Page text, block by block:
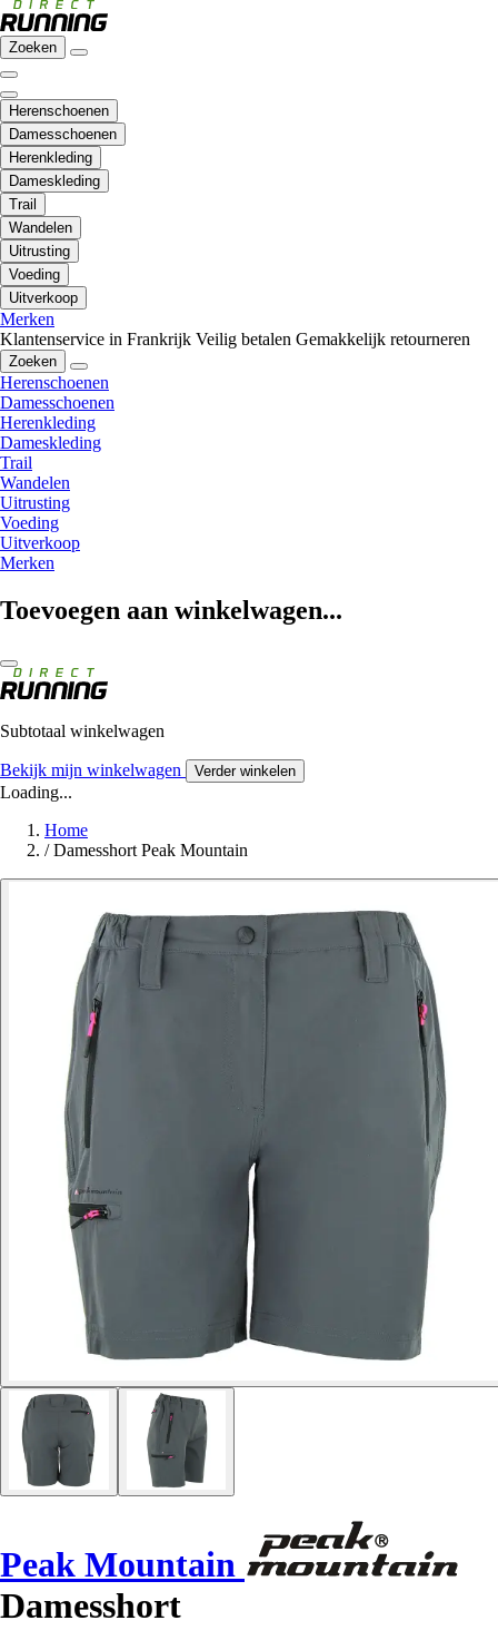
Zoeken
Herenschoenen
Damesschoenen
Herenkleding
Dameskleding
Trail
Wandelen
Uitrusting
Voeding
Uitverkoop
Merken
Klantenservice in Frankrijk Veilig betalen Gemakkelijk retourneren
Zoeken
Herenschoenen
Damesschoenen
Herenkleding
Dameskleding
Trail
Wandelen
Uitrusting
Voeding
Uitverkoop
Merken
Toevoegen aan winkelwagen...
Subtotaal winkelwagen
Bekijk mijn winkelwagen Verder winkelen
Loading...
Home
/ Damesshort Peak Mountain
Peak Mountain
Damesshort